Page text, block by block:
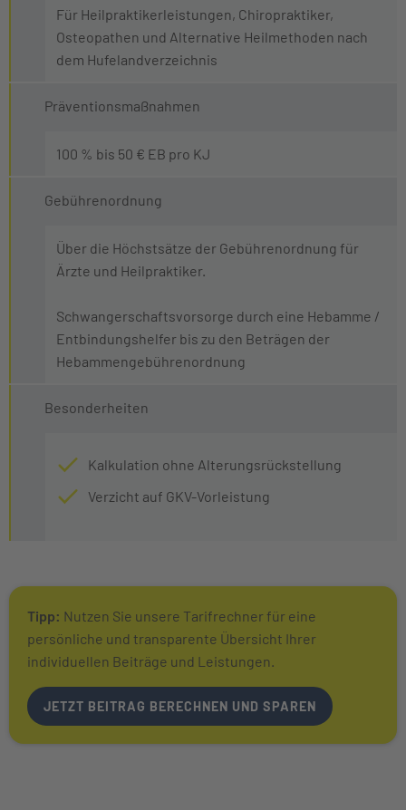
Für Heilpraktikerleistungen, Chiropraktiker,
Osteopathen und Alternative Heilmethoden nach
dem Hufelandverzeichnis
Präventionsmaßnahmen
100 % bis 50 € EB pro KJ
Gebührenordnung
Über die Höchstsätze der Gebührenordnung für
Ärzte und Heilpraktiker.
Schwangerschaftsvorsorge durch eine Hebamme /
Entbindungshelfer bis zu den Beträgen der
Hebammengebührenordnung
Besonderheiten
Kalkulation ohne Alterungsrückstellung
Verzicht auf GKV-Vorleistung
Tipp: Nutzen Sie unsere Tarifrechner für eine
persönliche und transparente Übersicht Ihrer
individuellen Beiträge und Leistungen.
JETZT BEITRAG BERECHNEN UND SPAREN